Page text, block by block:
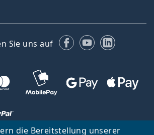
die Bereitstellung unserer
Sie uns auf Facebook
YouTubeLinkedIn